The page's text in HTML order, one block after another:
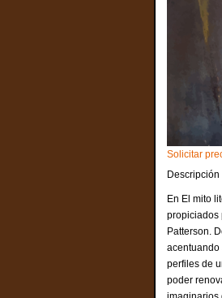
Solicitar
Descripción
En El mito
propiciados
Patterson.
acentuando
perfiles de
poder